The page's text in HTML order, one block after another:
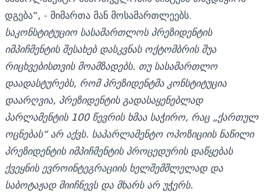
დგება“, - მიმართა მან მოსამართლეებს.
საკონსტიტუციო სასამართლოს პრეზიდენტის
იმპიჩმენტის შესახებ დასკვნას ოქტომბრის შუა
რიცხვებისთვის მოამზადებს. თუ სასამართლო
დაადასტურებს, რომ პრეზიდენტმა კონსტიტუცია
დაარღვია, პრეზიდენტის გადასაყენებლად
პარლამენტის 100 წევრის ხმაა საჭირო, რაც „ქართულ
ოცნებას“ არ აქვს. საპარლამენტო ოპოზიციის ნაწილი
პრეზიდენტის იმპიჩმენტის პროცედურის დაწყებას
ქვეყნის ევროინტეგრაციის ხელშემშლელად და
საბოტაჟად მიიჩნევს და მხარს არ უჭერს.